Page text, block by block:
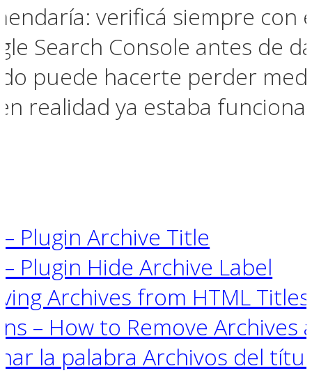
verificá siempre con
Search Console antes de
puede hacerte perder
realidad ya estaba
Plugin Archive Title
Plugin Hide Archive Label
Archives from HTML
– How to Remove Archives
la palabra Archivos del